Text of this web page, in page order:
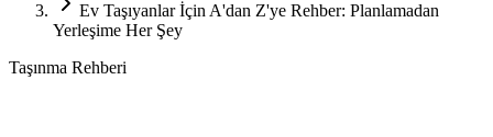
Ev Taşıyanlar İçin A'dan Z'ye Rehber: Planlamadan
Yerleşime Her Şey
Taşınma Rehberi